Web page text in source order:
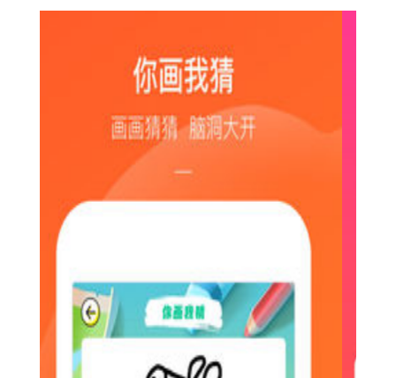
2. 创意滤镜与特效：使用内置的多种滤镜和特效，为视频增
3. 音乐库：提供海量音乐资源，用户可以根据视频内容选择
合适的背景音乐，提升视频的节奏感和氛围。
4. 互动社区：用户可以浏览并评论其他用户的作品，加入喜
欢的创作者粉丝团，参与线上活动和挑战赛。
5. 私信功能：与其他用户进行一对一的私信交流，分享创作
心得或作品。
1. 简易操作界面：界面简洁明了，新手也能快速上手，轻松
2. 海量素材库：拥有庞大的音乐、滤镜和特效库，满足不同
用户的创作需求。
3. 实时分享：支持一键分享至快手、微信、微博等社交平